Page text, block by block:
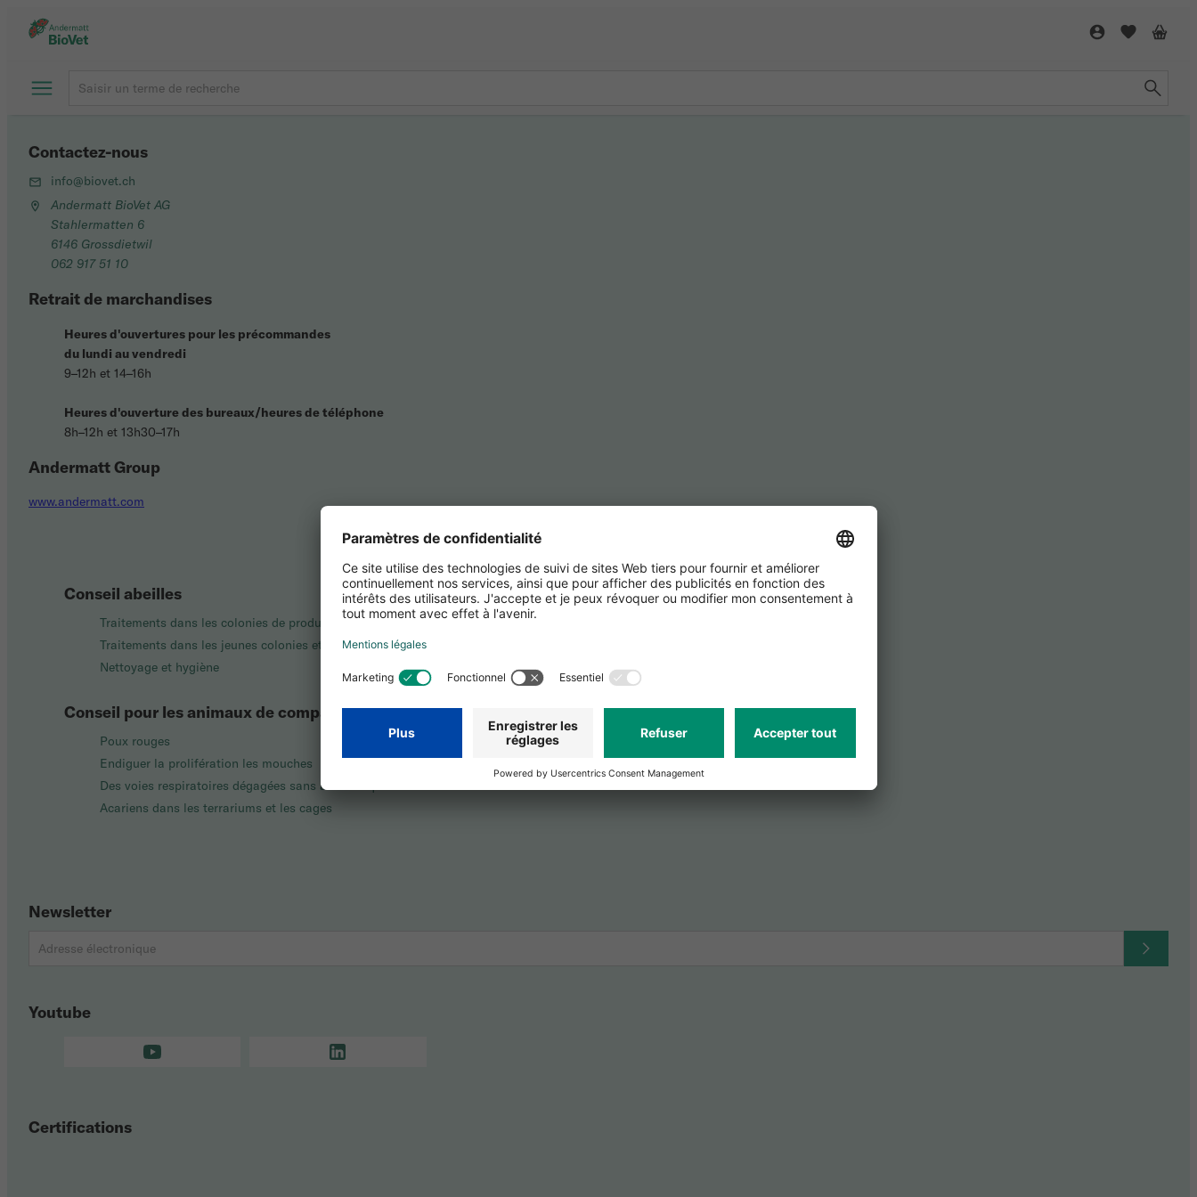
Conseil abeilles
Traitements dans les colonies de production
Traitements dans les jeunes colonies et l'élevage
Nettoyage et hygiène
Conseil pour les animaux de compagnie et de rente
Poux rouges
Endiguer la prolifération les mouches
Des voies respiratoires dégagées sans antibiotiques
Acariens dans les terrariums et les cages
Newsletter
Youtube
Certifications
Contactez-nous
info@biovet.ch
Andermatt BioVet AG
Stahlermatten 6
6146 Grossdietwil
062 917 51 10
Retrait de marchandises
Heures d'ouvertures pour les précommandes
du lundi au vendredi
9–12h et 14–16h
Heures d'ouverture des bureaux/heures de téléphone
8h–12h et 13h30–17h
Andermatt Group
www.andermatt.com